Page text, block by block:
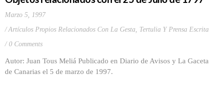
Marzo 5, 1997
Artículos Propios Relacionados Con La Gesta, Tertulia Y Prensa Escrita
0 Comments
Autor: Juan Tous Meliá Publicado en Diario de Avisos y La Gaceta
de Canarias el 5 de marzo de 1997.